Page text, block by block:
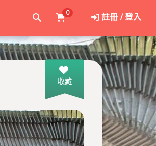
0 註冊 / 登入
收藏